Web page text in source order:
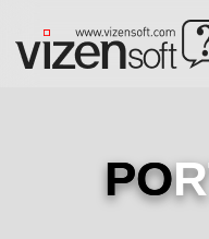
PO